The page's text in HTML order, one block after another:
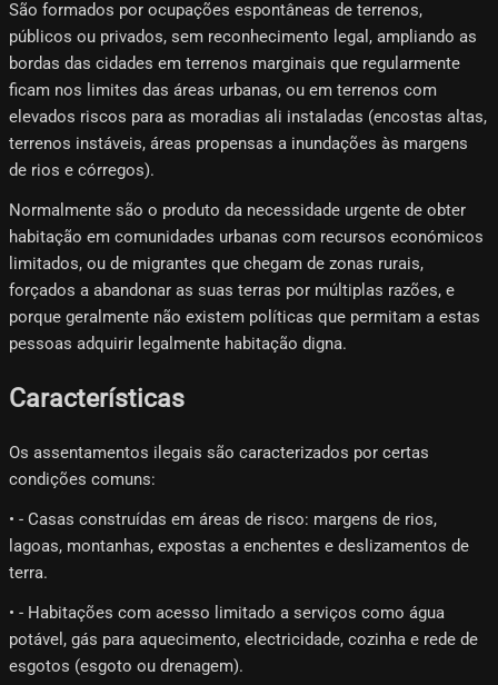
São formados por ocupações espontâneas de terrenos,
públicos ou privados, sem reconhecimento legal, ampliando as
bordas das cidades em terrenos marginais que regularmente
ficam nos limites das áreas urbanas, ou em terrenos com
elevados riscos para as moradias ali instaladas (encostas altas,
terrenos instáveis, áreas propensas a inundações às margens
de rios e córregos).
Normalmente são o produto da necessidade urgente de obter
habitação em comunidades urbanas com recursos económicos
limitados, ou de migrantes que chegam de zonas rurais,
forçados a abandonar as suas terras por múltiplas razões, e
porque geralmente não existem políticas que permitam a estas
pessoas adquirir legalmente habitação digna.
Características
Os assentamentos ilegais são caracterizados por certas
condições comuns:
• - Casas construídas em áreas de risco: margens de rios,
lagoas, montanhas, expostas a enchentes e deslizamentos de
terra.
• - Habitações com acesso limitado a serviços como água
potável, gás para aquecimento, electricidade, cozinha e rede de
esgotos (esgoto ou drenagem).